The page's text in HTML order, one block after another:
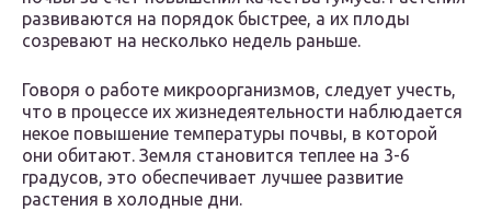
развиваются на порядок быстрее, а их плоды
созревают на несколько недель раньше.
Говоря о работе микроорганизмов, следует учесть,
что в процессе их жизнедеятельности наблюдается
некое повышение температуры почвы, в которой
они обитают. Земля становится теплее на 3-6
градусов, это обеспечивает лучшее развитие
растения в холодные дни.